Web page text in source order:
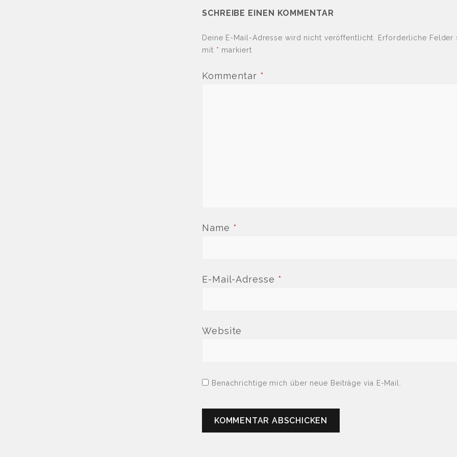
SCHREIBE EINEN KOMMENTAR
Deine E-Mail-Adresse wird nicht veröffentlicht.
Erforderliche Felder
mit * markiert
Kommentar *
Name *
E-Mail-Adresse *
Website
Benachrichtige mich über neue Beiträge via E-Mail.